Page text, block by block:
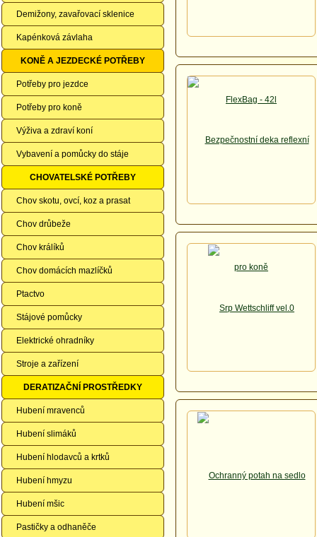
Demižony, zavařovací sklenice
Kapénková závlaha
KONĚ A JEZDECKÉ POTŘEBY
Potřeby pro jezdce
Potřeby pro koně
Výživa a zdraví koní
Vybavení a pomůcky do stáje
CHOVATELSKÉ POTŘEBY
Chov skotu, ovcí, koz a prasat
Chov drůbeže
Chov králíků
Chov domácích mazlíčků
Ptactvo
Stájové pomůcky
Elektrické ohradníky
Stroje a zařízení
DERATIZAČNÍ PROSTŘEDKY
Hubení mravenců
Hubení slimáků
Hubení hlodavců a krtků
Hubení hmyzu
Hubení mšic
Pastičky a odhaněče